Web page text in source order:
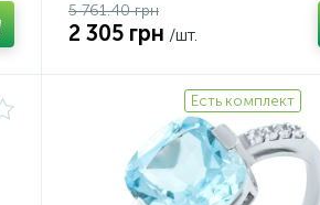
5 761.40 грн
2 305 грн /шт.
Есть комплект